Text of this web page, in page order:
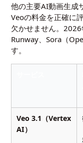
他の主要AI動画生成
Veoの料金を正確に
欠かせません。
Runway 、Sora（
す。
Veo 3.1（Vertex
AI）